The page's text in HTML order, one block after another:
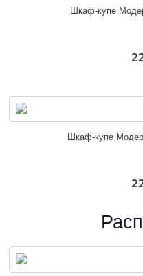
Шкаф-купе
Шкаф-купе